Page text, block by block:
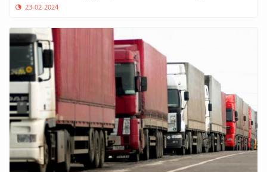
23-02-2024